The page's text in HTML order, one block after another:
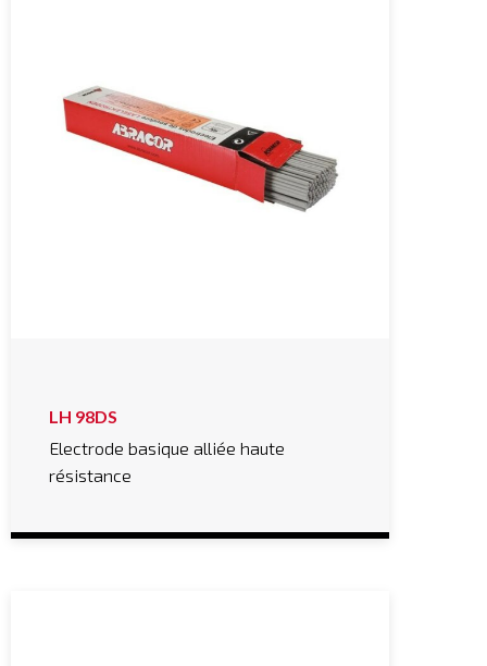
LH 98DS
Electrode basique alliée haute
résistance